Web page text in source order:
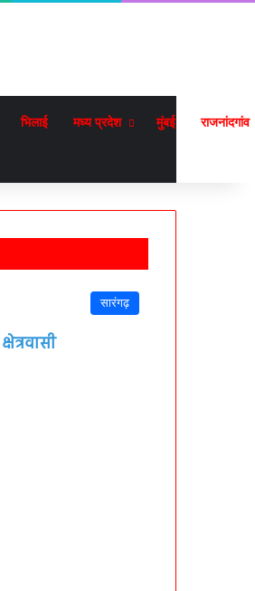
भिलाई मध्य प्रदेश मुंबई राजनांदगांव
सारंगढ़